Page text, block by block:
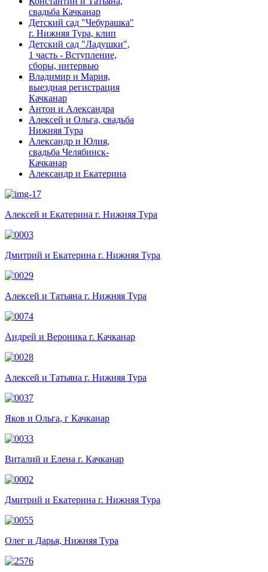
свадьба Качканар
Детский сад "Чебурашка"
г. Нижняя Тура, клип
Детский сад "Ладушки",
1 часть - Вступление,
сборы, интервью
Владимир и Мария,
выездная регистрация
Качканар
Антон и Александра
Алексей и Ольга, свадьба
Нижняя Тура
Александр и Юлия,
свадьба Челябинск-
Качканар
Александр и Екатерина
Алексей и Екатерина г. Нижняя Тура
Дмитрий и Екатерина г. Нижняя Тура
Алексей и Татьяна г. Нижняя Тура
Андрей и Вероника г. Качканар
Алексей и Татьяна г. Нижняя Тура
Яков и Ольга, г Качканар
Виталий и Елена г. Качканар
Дмитрий и Екатерина г. Нижняя Тура
Олег и Дарья, Нижняя Тура